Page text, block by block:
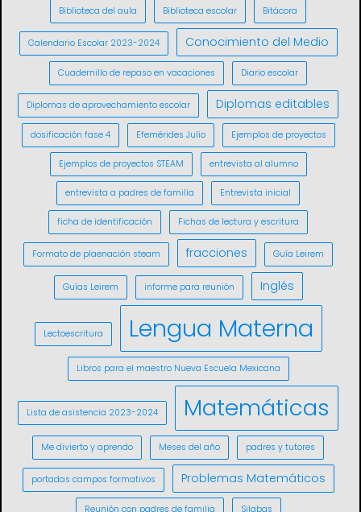
Biblioteca del aula Biblioteca escolar Bitácora
Calendario Escolar 2023-2024 Conocimiento del Medio
Cuadernillo de repaso en vacaciones Diario escolar
Diplomas de aprovechamiento escolar Diplomas editables
dosificación fase 4 Efemérides Julio Ejemplos de proyectos
Ejemplos de proyectos STEAM entrevista al alumno
entrevista a padres de familia Entrevista inicial
ficha de identificación Fichas de lectura y escritura
Formato de plaenación steam fracciones Guía Leirem
Guías Leirem informe para reunión Inglés
Lectoescritura Lengua Materna
Libros para el maestro Nueva Escuela Mexicana
Lista de asistencia 2023-2024 Matemáticas
Me divierto y aprendo Meses del año padres y tutores
portadas campos formativos Problemas Matemáticos
Reunión con padres de familia Silabas